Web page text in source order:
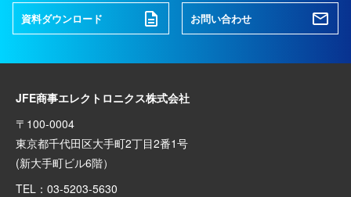
資料ダウンロード お問い合わせ
JFE商事エレクトロニクス株式会社
〒100-0004
東京都千代田区大手町2丁目2番1号
(新大手町ビル6階）
TEL：03-5203-5630